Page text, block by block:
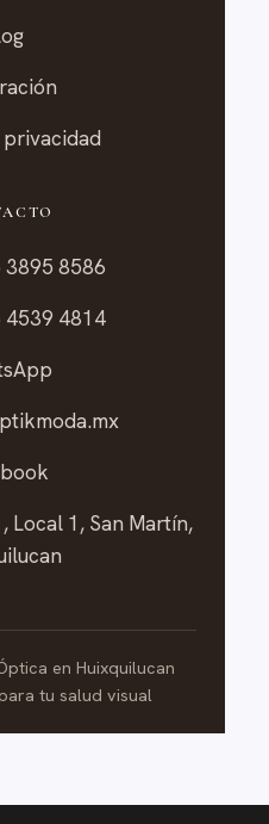
privacidad
3895 8586
4539 4814
Local 1, San Martín,
en Huixquilucan
tu salud visual